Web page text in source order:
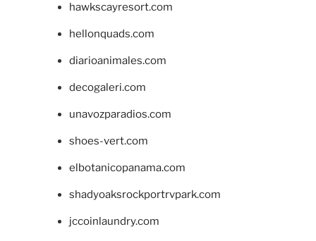
hawkscayresort.com
hellonquads.com
diarioanimales.com
decogaleri.com
unavozparadios.com
shoes-vert.com
elbotanicopanama.com
shadyoaksrockportrvpark.com
jccoinlaundry.com